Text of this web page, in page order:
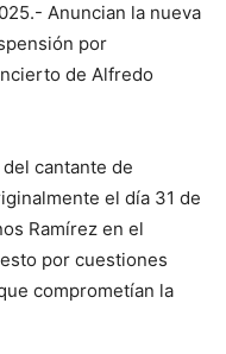
Anuncian la nueva
por
de Alfredo
cantante de
el día 31 de
Ramírez en el
por cuestiones
comprometían la